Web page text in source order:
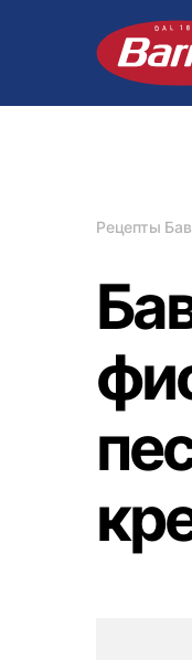
Рецепты